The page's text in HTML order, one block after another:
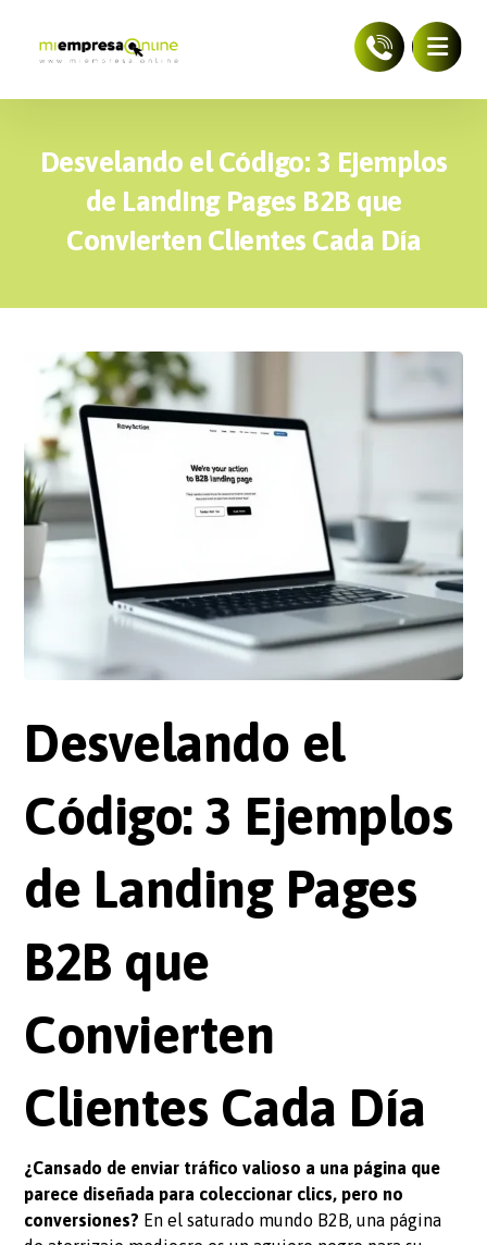
Desvelando el Código: 3 Ejemplos
de Landing Pages B2B que
Convierten Clientes Cada Día
Desvelando el
Código: 3 Ejemplos
de Landing Pages
B2B que
Convierten
Clientes Cada Día
¿Cansado de enviar tráfico valioso a una página que
parece diseñada para coleccionar clics, pero no
conversiones? En el saturado mundo B2B, una página